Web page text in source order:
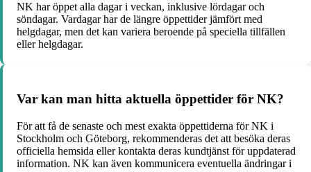
NK har öppet alla dagar i veckan, inklusive lördagar och
söndagar. Vardagar har de längre öppettider jämfört med
helgdagar, men det kan variera beroende på speciella tillfällen
eller helgdagar.
Var kan man hitta aktuella öppettider för NK?
För att få de senaste och mest exakta öppettiderna för NK i
Stockholm och Göteborg, rekommenderas det att besöka deras
officiella hemsida eller kontakta deras kundtjänst för uppdaterad
information. NK kan även kommunicera eventuella ändringar i